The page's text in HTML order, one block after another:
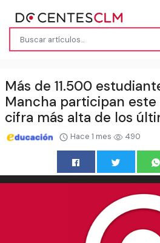
Más de 11.500
Mancha participan este
cifra más alta de los
Hace 1 mes 490